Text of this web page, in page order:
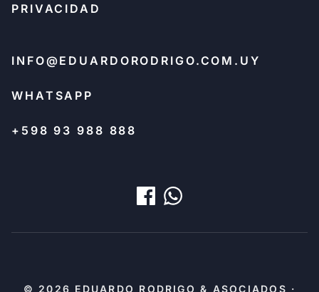
PRIVACIDAD
INFO@EDUARDORODRIGO.COM.UY
WHATSAPP
+598 93 988 888
© 2026 EDUARDO RODRIGO & ASOCIADOS ·